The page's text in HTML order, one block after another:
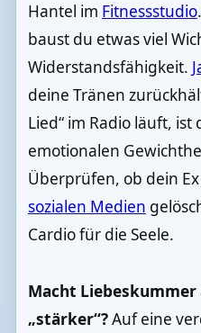
Hantel im Fitnessstudio
baust du etwas viel
Widerstandsfähigkeit.
deine Tränen
Lied“ im Radio läuft, ist
emotionalen
Überprüfen, ob dein
sozialen Medien
Cardio für die Seele.
Macht
„stärker“?Auf eine